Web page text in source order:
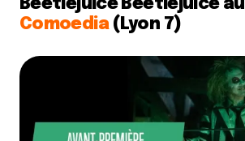
Beetlejuice Beetlejuice au
Comoedia(Lyon 7)